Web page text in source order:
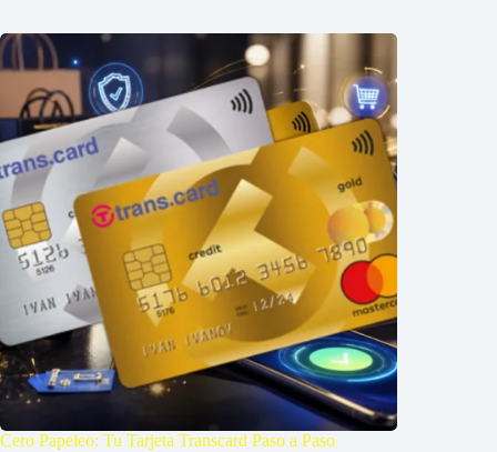
Cero Papeleo: Tu Tarjeta Transcard Paso a Paso